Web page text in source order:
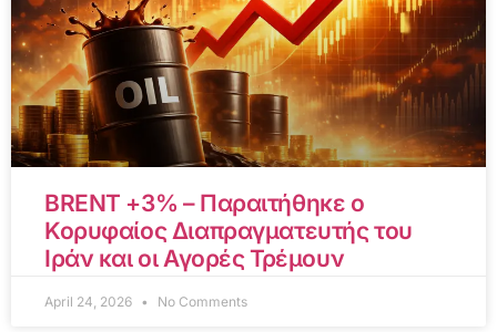
BRENT +3% – Παραιτήθηκε ο
Κορυφαίος Διαπραγματευτής του
Ιράν και οι Αγορές Τρέμουν
April 24, 2026 No Comments